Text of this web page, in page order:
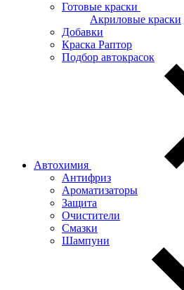
Готовые краски
Акриловые краски
Добавки
Краска Раптор
Подбор автокрасок
Автохимия
Антифриз
Ароматизаторы
Защита
Очистители
Смазки
Шампуни